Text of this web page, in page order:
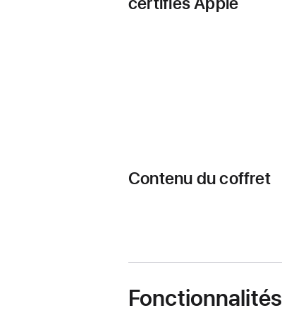
Contenu du coffret
Fonctionnalités